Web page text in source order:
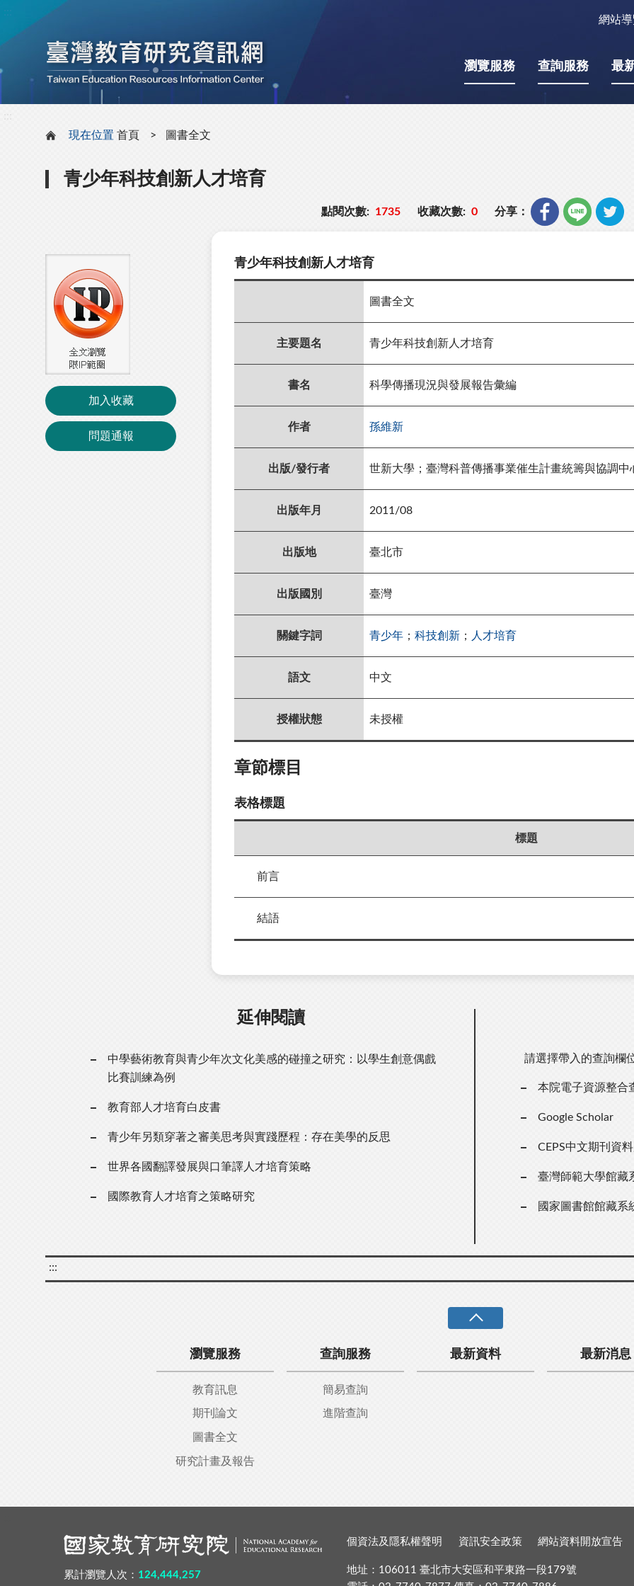
網站
瀏覽服務 查詢服務 最
現在位置 首頁 圖書全文
青少年科技創新人才培育
點閱次數: 1735 收藏次數: 0 分享：
加入收藏
問題通報
青少年科技創新人才培育
圖書全文
主要題名 青少年科技創新人才培育
書名 科學傳播現況與發展報告彙編
作者 孫維新
出版/發行者 世新大學；臺灣科普傳播事業催生計畫統籌與協調中
出版年月 2011/08
出版地 臺北市
出版國別 臺灣
關鍵字詞 青少年 ； 科技創新 ； 人才培育
語文 中文
授權狀態 未授權
章節標目
表格標題
標題
前言
結語
延伸閱讀
中學藝術教育與青少年次文化美感的碰撞之研究：以學生創意偶戲
比賽訓練為例
教育部人才培育白皮書
青少年另類穿著之審美思考與實踐歷程：存在美學的反思
世界各國翻譯發展與口筆譯人才培育策略
國際教育人才培育之策略研究
請選擇帶入的查詢欄
本院電子資源整合
Google Scholar
CEPS中文期刊資
臺灣師範大學館藏
國家圖書館館藏系
:::
瀏覽服務
教育訊息
期刊論文
圖書全文
研究計畫及報告
查詢服務
簡易查詢
進階查詢
最新資料 最新消息
累計瀏覽人次： 124,444,257
個資法及隱私權聲明 資訊安全政策 網站資料開放宣告
地址：106011 臺北市大安區和平東路一段179號